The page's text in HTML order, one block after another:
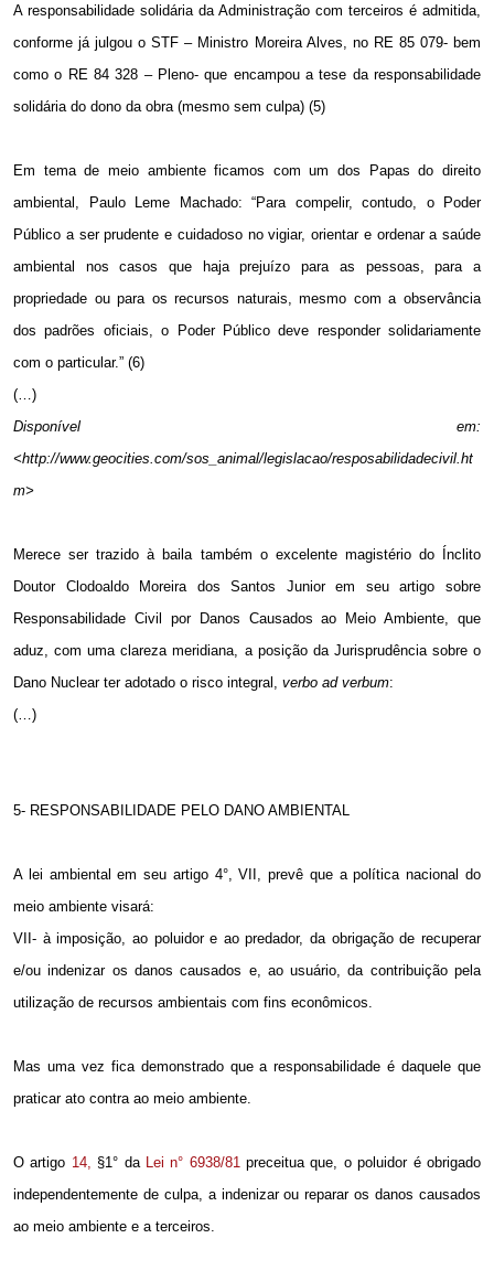
A responsabilidade solidária da Administração com terceiros é admitida,
conforme já julgou o STF – Ministro Moreira Alves, no RE 85 079- bem
como o RE 84 328 – Pleno- que encampou a tese da responsabilidade
solidária do dono da obra (mesmo sem culpa) (5)
Em tema de meio ambiente ficamos com um dos Papas do direito
ambiental, Paulo Leme Machado: “Para compelir, contudo, o Poder
Público a ser prudente e cuidadoso no vigiar, orientar e ordenar a saúde
ambiental nos casos que haja prejuízo para as pessoas, para a
propriedade ou para os recursos naturais, mesmo com a observância
dos padrões oficiais, o Poder Público deve responder solidariamente
com o particular.” (6)
(…)
Disponível em:
<http://www.geocities.com/sos_animal/legislacao/resposabilidadecivil.ht
m>
Merece ser trazido à baila também o excelente magistério do Ínclito
Doutor Clodoaldo Moreira dos Santos Junior em seu artigo sobre
Responsabilidade Civil por Danos Causados ao Meio Ambiente, que
aduz, com uma clareza meridiana, a posição da Jurisprudência sobre o
Dano Nuclear ter adotado o risco integral, verbo ad verbum:
(…)
5- RESPONSABILIDADE PELO DANO AMBIENTAL
A lei ambiental em seu artigo 4°, VII, prevê que a política nacional do
meio ambiente visará:
VII- à imposição, ao poluidor e ao predador, da obrigação de recuperar
e/ou indenizar os danos causados e, ao usuário, da contribuição pela
utilização de recursos ambientais com fins econômicos.
Mas uma vez fica demonstrado que a responsabilidade é daquele que
praticar ato contra ao meio ambiente.
O artigo 14, §1° da Lei n° 6938/81preceitua que, o poluidor é obrigado
independentemente de culpa, a indenizar ou reparar os danos causados
ao meio ambiente e a terceiros.